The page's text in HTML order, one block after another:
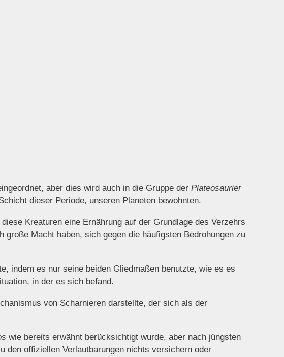
aber dies wird auch in die Gruppe der Plateosaurier
dieser Periode, unseren Planeten bewohnten.
Kreaturen eine Ernährung auf der Grundlage des Verzehrs
Macht haben, sich gegen die häufigsten Bedrohungen zu
indem es nur seine beiden Gliedmaßen benutzte, wie es es
in der es sich befand.
von Scharnieren darstellte, der sich als der
wie bereits erwähnt berücksichtigt wurde, aber nach jüngsten
den offiziellen Verlautbarungen nichts versichern oder